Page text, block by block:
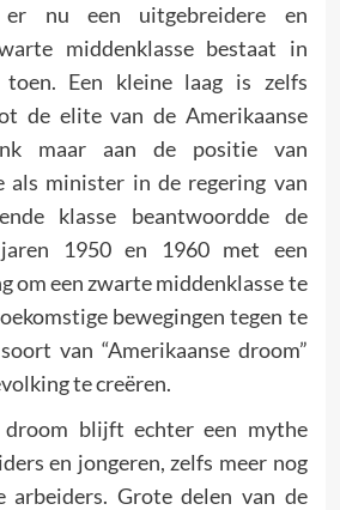
nu een uitgebreidere en
middenklasse bestaat in
Een kleine laag is zelfs
de elite van de Amerikaanse
maar aan de positie van
als minister in de regering van
klasse beantwoordde de
1950 en 1960 met een
om een zwarte middenklasse te
bewegingen tegen te
van “Amerikaanse droom”
te creëren.
droom blijft echter een mythe
en jongeren, zelfs meer nog
arbeiders. Grote delen van de